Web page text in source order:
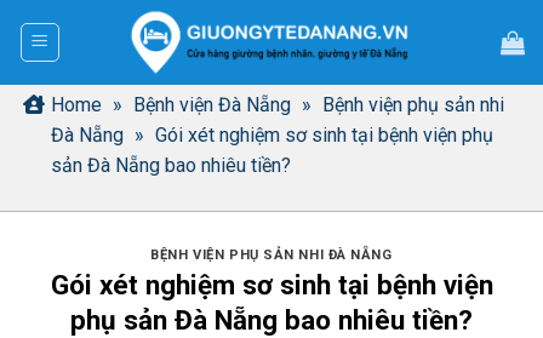
dung Home » Bệnh viện Đà Nẵng » Bệnh viện phụ sản nhi
Đà Nẵng » Gói xét nghiệm sơ sinh tại bệnh viện phụ
sản Đà Nẵng bao nhiêu tiền?
BỆNH VIỆN PHỤ SẢN NHI ĐÀ NẴNG
Gói xét nghiệm sơ sinh tại bệnh viện
phụ sản Đà Nẵng bao nhiêu tiền?